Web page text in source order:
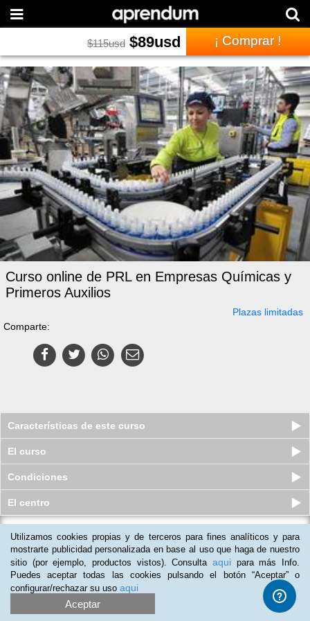
$115usd $89usd ¡ Comprar !
Curso online de PRL en Empresas Químicas y
Primeros Auxilios
Plazas limitadas
Comparte:
Características de este curso
El curso
Condiciones
El centro
Curso online de Gestión del
Compromiso de los Empleados
Plazas limitadas
$55usd $45usd
Utilizamos cookies propias y de terceros para fines analíticos y para
mostrarte publicidad personalizada en base al uso que haga de nuestro
sitio (por ejemplo, productos vistos). Consulta aqui para más Info.
Puedes aceptar todas las cookies pulsando el botón “Aceptar” o
configurar/rechazar su uso aqui
Aceptar